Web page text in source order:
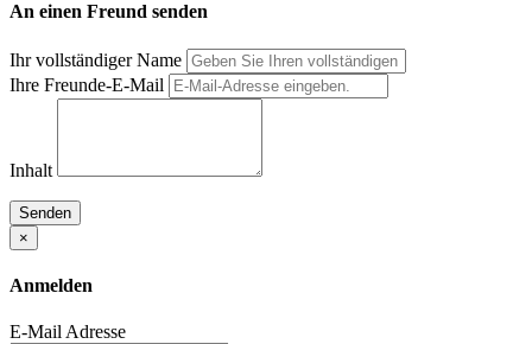
An einen Freund senden
Ihr vollständiger Name
Ihre Freunde-E-Mail
Inhalt
Senden
×
Anmelden
E-Mail Adresse